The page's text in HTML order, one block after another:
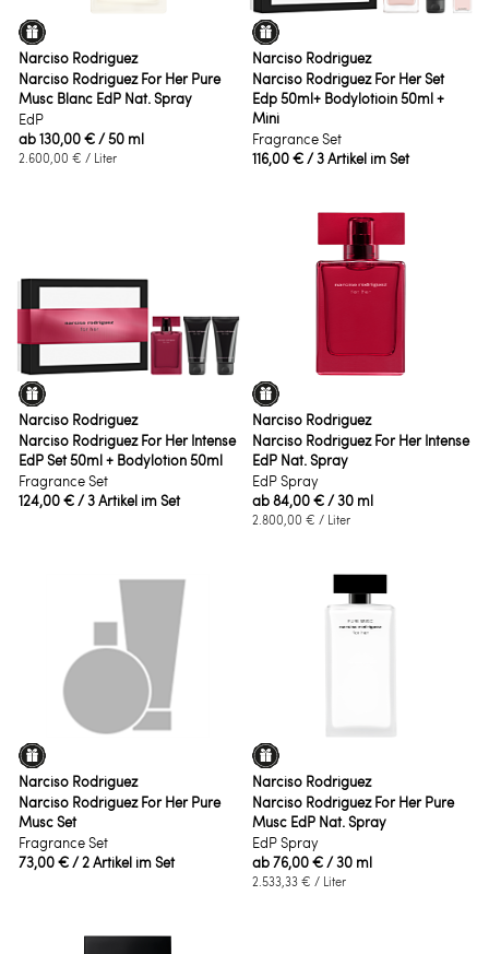
Narciso Rodriguez
Narciso Rodriguez For Her Pure
Musc Blanc EdP Nat. Spray
EdP
ab130,00 €/ 50 ml
2.600,00 € / Liter
Narciso Rodriguez
Narciso Rodriguez For Her Set
Edp 50ml+ Bodylotioin 50ml +
Mini
Fragrance Set
116,00 €/ 3 Artikel im Set
Narciso Rodriguez
Narciso Rodriguez For Her Intense
EdP Set 50ml + Bodylotion 50ml
Fragrance Set
124,00 €/ 3 Artikel im Set
Narciso Rodriguez
Narciso Rodriguez For Her Intense
EdP Nat. Spray
EdP Spray
ab84,00 €/ 30 ml
2.800,00 € / Liter
Narciso Rodriguez
Narciso Rodriguez For Her Pure
Musc Set
Fragrance Set
73,00 €/ 2 Artikel im Set
Narciso Rodriguez
Narciso Rodriguez For Her Pure
Musc EdP Nat. Spray
EdP Spray
ab76,00 €/ 30 ml
2.533,33 € / Liter